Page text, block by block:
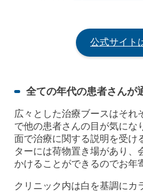
公式サイト
全ての年代の患者さんが
広々とした治療ブースはそれ
で他の患者さんの目が気にな
面で治療に関する説明を受け
ターには荷物置き場があり、
かけることができるのでお年
クリニック内は白を基調にカ